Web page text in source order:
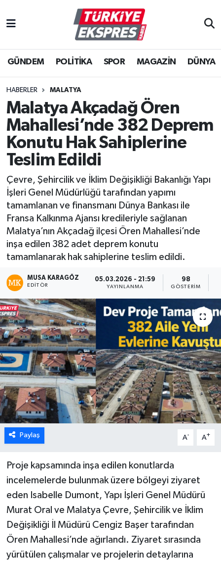
GÜNDEM POLİTİKA SPOR MAGAZİN DÜNYA
HABERLER MALATYA
Malatya Akçadağ Ören
Mahallesi’nde 382 Deprem
Konutu Hak Sahiplerine
Teslim Edildi
Çevre, Şehircilik ve İklim Değişikliği Bakanlığı Yapı
İşleri Genel Müdürlüğü tarafından yapımı
tamamlanan ve finansmanı Dünya Bankası ile
Fransa Kalkınma Ajansı kredileriyle sağlanan
Malatya’nın Akçadağ ilçesi Ören Mahallesi’nde
inşa edilen 382 adet deprem konutu
tamamlanarak hak sahiplerine teslim edildi.
MUSA KARAGÖZ
EDITÖR
05.03.2026 - 21:59
YAYINLANMA
98
GÖSTERIM
Paylaş A- A+
Proje kapsamında inşa edilen konutlarda
incelemelerde bulunmak üzere bölgeyi ziyaret
eden Isabelle Dumont, Yapı İşleri Genel Müdürü
Murat Oral ve Malatya Çevre, Şehircilik ve İklim
Değişikliği İl Müdürü Cengiz Başer tarafından
Ören Mahallesi’nde ağırlandı. Ziyaret sırasında
yürütülen çalışmalar ve projelerin detaylarına
İstanbul Nöbetçi Eczaneler
İstanbul Hava Durumu
İstanbul Namaz Vakitleri
İstanbul Trafik Yoğunluk Haritası
Süper Lig Puan Durumu ve Fikstür
Tüm Manşetler
Son Dakika Haberleri
Haber Arşivi